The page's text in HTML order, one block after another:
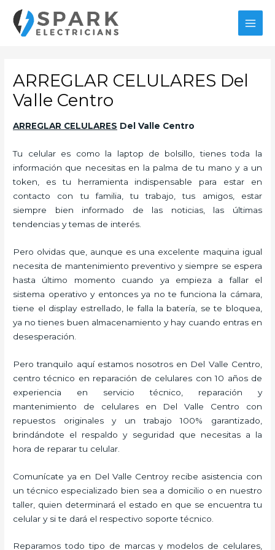
contenido
ARREGLAR CELULARES Del
Valle Centro
ARREGLAR CELULARES Del Valle Centro
Tu celular es como la laptop de bolsillo, tienes toda la
información que necesitas en la palma de tu mano y a un
token, es tu herramienta indispensable para estar en
contacto con tu familia, tu trabajo, tus amigos, estar
siempre bien informado de las noticias, las últimas
tendencias y temas de interés.
Pero olvidas que, aunque es una excelente maquina igual
necesita de mantenimiento preventivo y siempre se espera
hasta último momento cuando ya empieza a fallar el
sistema operativo y entonces ya no te funciona la cámara,
tiene el display estrellado, le falla la batería, se te bloquea,
ya no tienes buen almacenamiento y hay cuando entras en
desesperación.
Pero tranquilo aquí estamos nosotros en Del Valle Centro,
centro técnico en reparación de celulares con 10 años de
experiencia en servicio técnico, reparación y
mantenimiento de celulares en Del Valle Centro con
repuestos originales y un trabajo 100% garantizado,
brindándote el respaldo y seguridad que necesitas a la
hora de reparar tu celular.
Comunícate ya en Del Valle Centroy recibe asistencia con
un técnico especializado bien sea a domicilio o en nuestro
taller, quien determinará el estado en que se encuentra tu
celular y si te dará el respectivo soporte técnico.
Reparamos todo tipo de marcas y modelos de celulares,